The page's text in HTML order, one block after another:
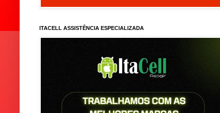
ITACELL ASSISTÊNCIA ESPECIALIZADA